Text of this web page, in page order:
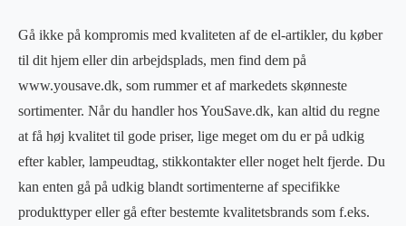
Gå ikke på kompromis med kvaliteten af de el-artikler, du køber
til dit hjem eller din arbejdsplads, men find dem på
www.yousave.dk, som rummer et af markedets skønneste
sortimenter. Når du handler hos YouSave.dk, kan altid du regne
at få høj kvalitet til gode priser, lige meget om du er på udkig
efter kabler, lampeudtag, stikkontakter eller noget helt fjerde. Du
kan enten gå på udkig blandt sortimenterne af specifikke
produkttyper eller gå efter bestemte kvalitetsbrands som f.eks.